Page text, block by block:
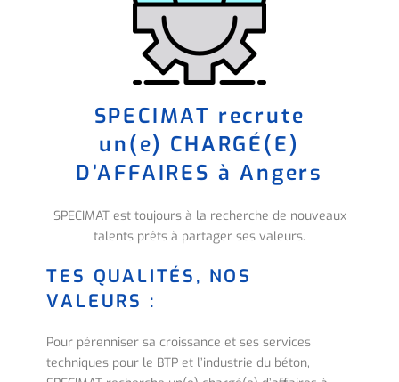
SPECIMAT recrute
un(e) CHARGÉ(E)
D’AFFAIRES à Angers
SPECIMAT est toujours à la recherche de nouveaux
talents prêts à partager ses valeurs.
TES QUALITÉS, NOS
VALEURS :
Pour pérenniser sa croissance et ses services
techniques pour le BTP et l’industrie du béton,